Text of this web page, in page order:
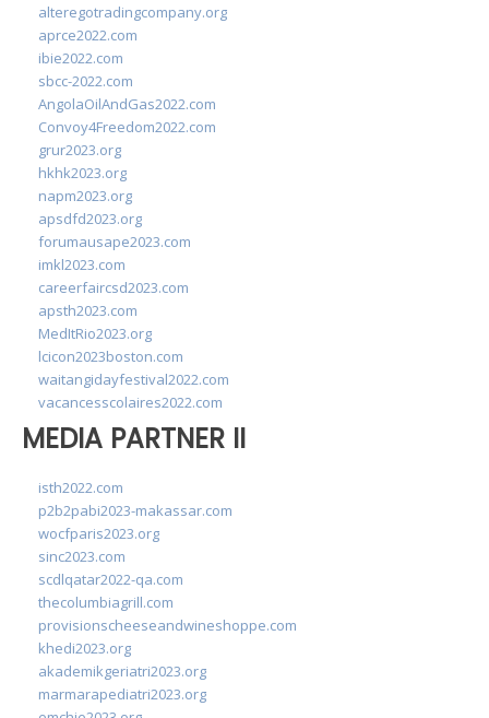
alteregotradingcompany.org
aprce2022.com
ibie2022.com
sbcc-2022.com
AngolaOilAndGas2022.com
Convoy4Freedom2022.com
grur2023.org
hkhk2023.org
napm2023.org
apsdfd2023.org
forumausape2023.com
imkl2023.com
careerfaircsd2023.com
apsth2023.com
MedItRio2023.org
lcicon2023boston.com
waitangidayfestival2022.com
vacancesscolaires2022.com
MEDIA PARTNER II
isth2022.com
p2b2pabi2023-makassar.com
wocfparis2023.org
sinc2023.com
scdlqatar2022-qa.com
thecolumbiagrill.com
provisionscheeseandwineshoppe.com
khedi2023.org
akademikgeriatri2023.org
marmarapediatri2023.org